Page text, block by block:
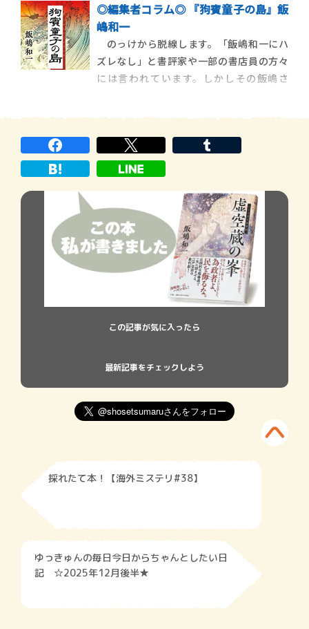
れていた。近松門左衛門『国性爺合戦』の
主人公のモデルとなった鄭成功傘下の船だ
った。鄭成功は、1624年７月、日本の平戸
で生まれた。父は中国人海商の鄭芝龍、母
は田川七左
◎編集者コラム◎ 『狗賓童子の島』飯
嶋和一
のっけから脱線します。「飯嶋和一にハ
ズレなし」と書評家や一部の書店員の方々
には言われています。しかしその飯嶋さ
それで「知る人ぞ知る」存在になって、い
つの間にか「伝説の歴史作家」などと言わ
この記事が気に入ったら
最新記事をチェックしよう
採れたて本！【海外ミステリ#38】
ゆっきゅんの毎日今日からちゃんとしたい日
記 ☆2025年12月後半★